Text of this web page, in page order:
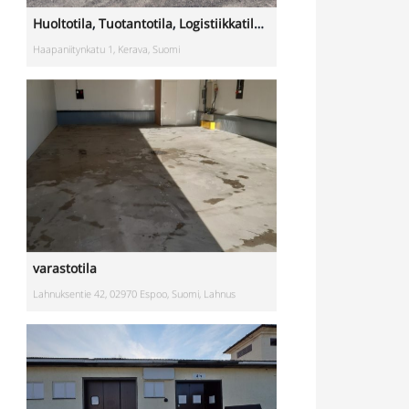
varastotila
Lahnuksentie 42, 02970 Espoo, Suomi, Lahnus